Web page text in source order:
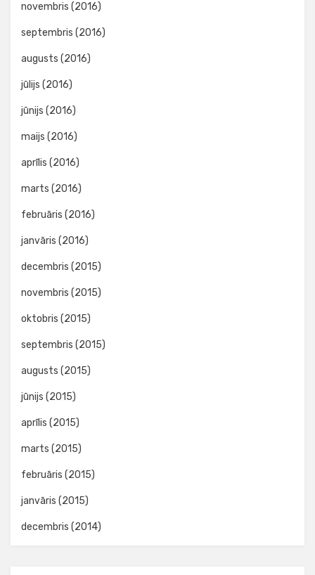
novembris (2016)
septembris (2016)
augusts (2016)
jūlijs (2016)
jūnijs (2016)
maijs (2016)
aprīlis (2016)
marts (2016)
februāris (2016)
janvāris (2016)
decembris (2015)
novembris (2015)
oktobris (2015)
septembris (2015)
augusts (2015)
jūnijs (2015)
aprīlis (2015)
marts (2015)
februāris (2015)
janvāris (2015)
decembris (2014)